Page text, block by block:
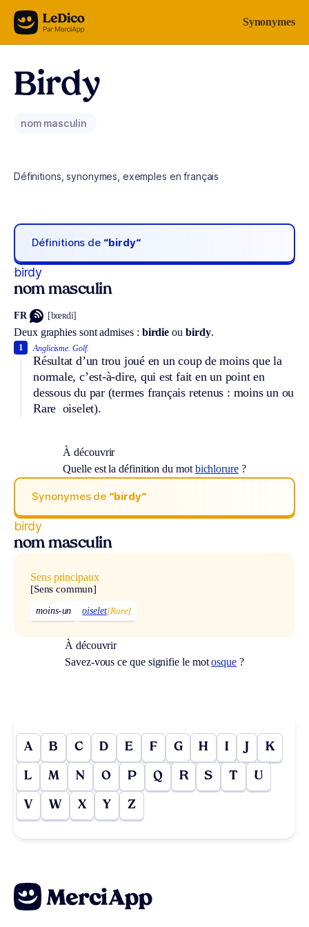
Aller au contenu Synonymes
Birdy
nom masculin
Définitions, synonymes, exemples en français
Définitions de “birdy“
birdy
nom masculin
FR [bœʀdi]
Deux graphies sont admises : birdie ou birdy.
Anglicisme. Golf.
Résultat d’un trou joué en un coup de moins que la
normale, c’est-à-dire, qui est fait en un point en
dessous du par (termes français retenus : moins un ou
Rare oiselet).
1
À découvrir
Quelle est la définition du mot bichlorure?
Synonymes de “birdy“
birdy
nom masculin
Sens principaux
[Sens commun]
moins-un oiselet[Rare]
À découvrir
Savez-vous ce que signifie le motosque ?
A B C D E F G H I J K
L M N O P Q R S T U
V W X Y Z